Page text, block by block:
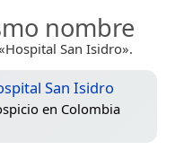
nombre
San Isidro».
San Isidro
en Colombia